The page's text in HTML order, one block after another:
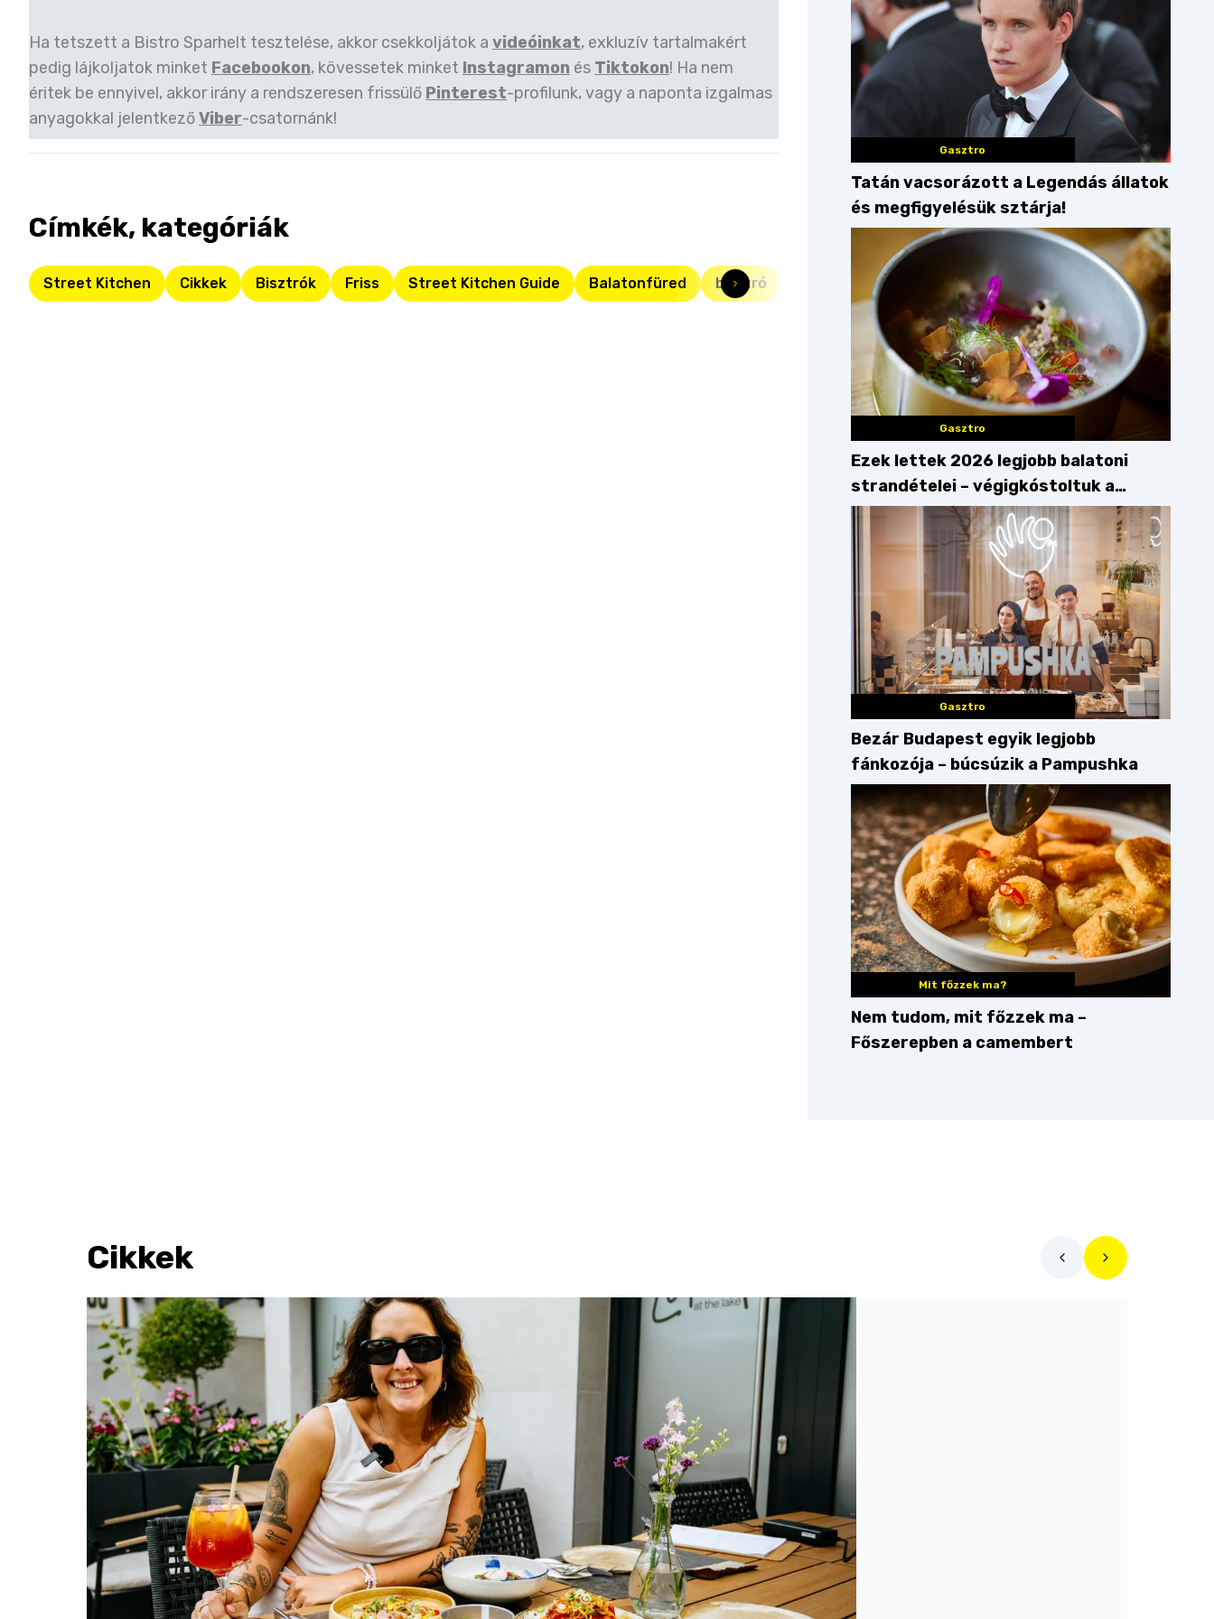
Ha tetszett a Bistro Sparhelt tesztelése, akkor csekkoljátok a videóinkat, exkluzív tartalmakért
pedig lájkoljatok minket Facebookon, kövessetek minket Instagramon és Tiktokon! Ha nem
éritek be ennyivel, akkor irány a rendszeresen frissülő Pinterest-profilunk, vagy a naponta izgalmas
anyagokkal jelentkezőViber-csatornánk!
Címkék, kategóriák
Street Kitchen Cikkek Bisztrók Friss Street Kitchen Guide Balatonfüred bisztró
Gasztro
Tatán vacsorázott a Legendás állatok
és megfigyelésük sztárja!
Gasztro
Ezek lettek 2026 legjobb balatoni
strandételei – végigkóstoltuk a
győzteseket
Gasztro
Bezár Budapest egyik legjobb
fánkozója – búcsúzik a Pampushka
Mit főzzek ma?
Nem tudom, mit főzzek ma –
Főszerepben a camembert
Cikkek